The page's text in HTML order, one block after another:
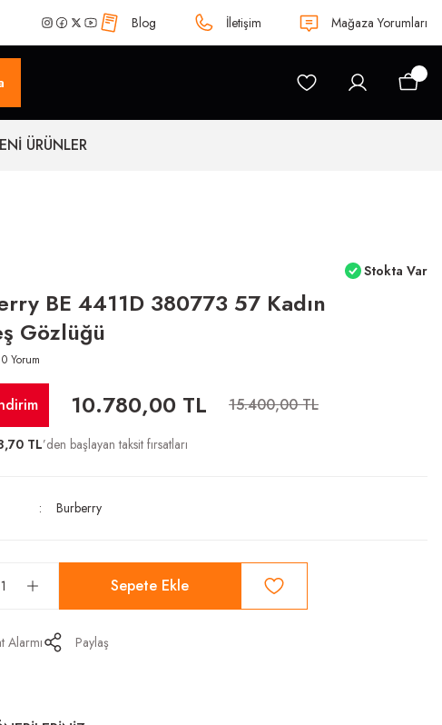
Blog İletişim Mağaza Yorumları
ÜRÜNLER
BE 4411D 380773 57 Kadın
Gözlüğü
Yorum
Stokta Var
10.780,00 TL 15.400,00 TL
TL’den başlayan taksit fırsatları
Burberry
Sepete Ekle
Alarmı Paylaş